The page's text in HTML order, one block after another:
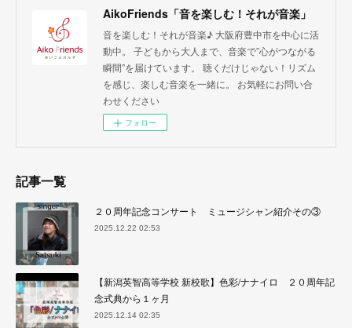
AikoFriends「音を楽しむ！それが音楽」
音を楽しむ！それが音楽♪ 大阪府豊中市を中心に活
動中。 子どもから大人まで、音楽で”心がつながる
瞬間”を届けています。 聴くだけじゃない！リズム
を感じ、楽しむ音楽を一緒に。 お気軽にお問い合
わせください
フォロー
記事一覧
２０周年記念コンサート ミュージシャン紹介その③
2025.12.22 02:53
【新潟英智高等学校 新校歌】色彩/ナナイロ ２０周年記
念式典から１ヶ月
2025.12.14 02:35